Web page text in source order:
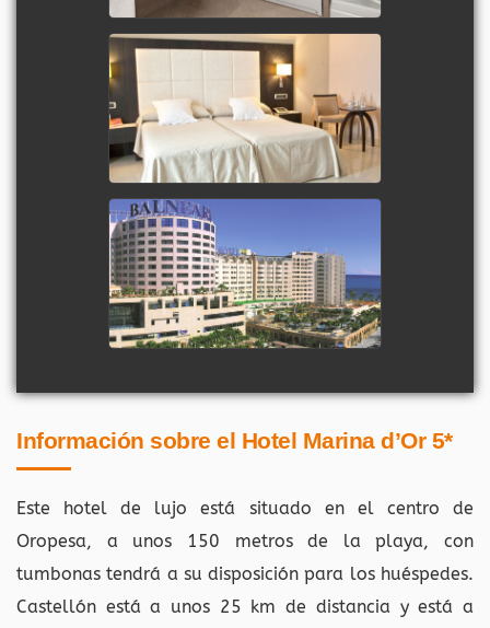
Información sobre el Hotel Marina d’Or 5*
Este hotel de lujo está situado en el centro de
Oropesa, a unos 150 metros de la playa, con
tumbonas tendrá a su disposición para los huéspedes.
Castellón está a unos 25 km de distancia y está a